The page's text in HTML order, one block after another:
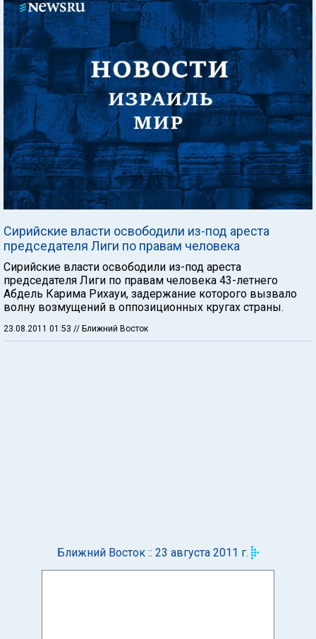
Сирийские власти освободили из-под ареста
председателя Лиги по правам человека
Сирийские власти освободили из-под ареста
председателя Лиги по правам человека 43-летнего
Абдель Карима Рихауи, задержание которого вызвало
волну возмущений в оппозиционных кругах страны.
23.08.2011 01:53 // Ближний Восток
Ближний Восток :: 23 августа 2011 г.